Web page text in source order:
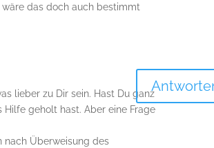
wäre das doch auch bestimmt
lieber zu Dir sein. Hast Du ganz
geholt hast. Aber eine Frage
nach Überweisung des